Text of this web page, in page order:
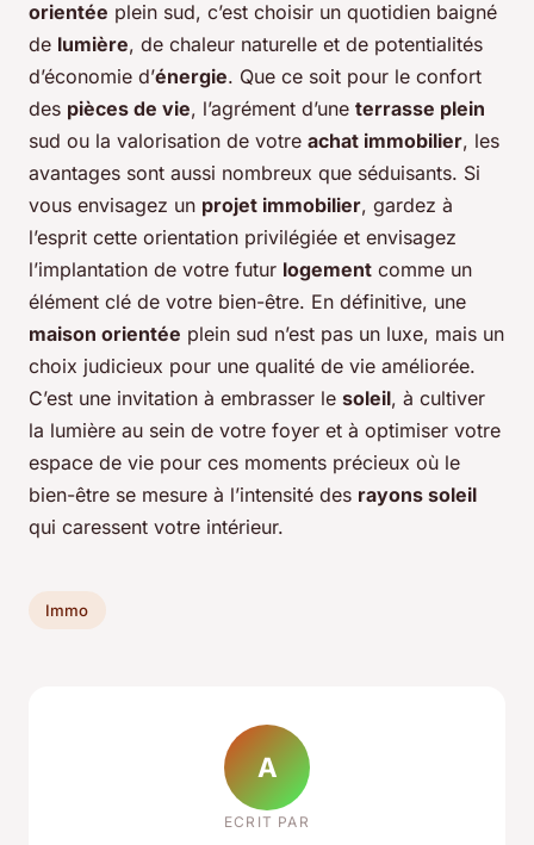
orientée plein sud, c’est choisir un quotidien baigné
de lumière, de chaleur naturelle et de potentialités
d’économie d’énergie. Que ce soit pour le confort
des pièces de vie, l’agrément d’une terrasse plein
sud ou la valorisation de votre achat immobilier, les
avantages sont aussi nombreux que séduisants. Si
vous envisagez un projet immobilier, gardez à
l’esprit cette orientation privilégiée et envisagez
l’implantation de votre futur logement comme un
élément clé de votre bien-être. En définitive, une
maison orientée plein sud n’est pas un luxe, mais un
choix judicieux pour une qualité de vie améliorée.
C’est une invitation à embrasser le soleil, à cultiver
la lumière au sein de votre foyer et à optimiser votre
espace de vie pour ces moments précieux où le
bien-être se mesure à l’intensité des rayons soleil
qui caressent votre intérieur.
Immo
A
ECRIT PAR